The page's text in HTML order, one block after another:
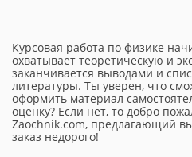
Курсовая работа по физике
охватывает теоретическую и
заканчивается выводами и
литературы. Ты уверен, что
оформить материал
оценку? Если нет, то добро
Zaochnik.com, предлагающий
заказ недорого!